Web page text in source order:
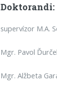
Doktorandi:
supervízor M.A.
Mgr. Pavol
Mgr. Alžbeta